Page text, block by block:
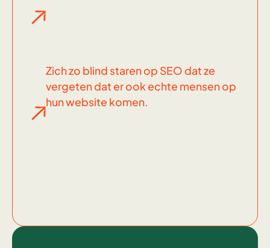
Zich zo blind staren op SEO dat ze
vergeten dat er ook echte mensen op
hun website komen.